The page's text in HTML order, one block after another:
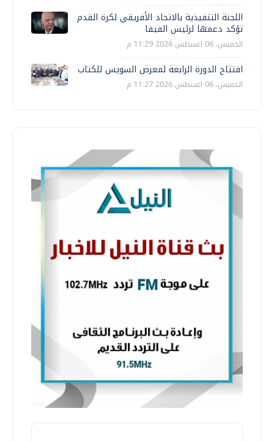
اللجنة التنفيذية بالاتحاد الأفريقي لكرة القدم
تؤكد دعمها لرئيس الفيفا
الخميس، 06 اغسطس 2026 11:29 م
افتتاح الدورة الرابعة لمعرض السويس للكتاب
الخميس، 06 اغسطس 2026 11:27 م